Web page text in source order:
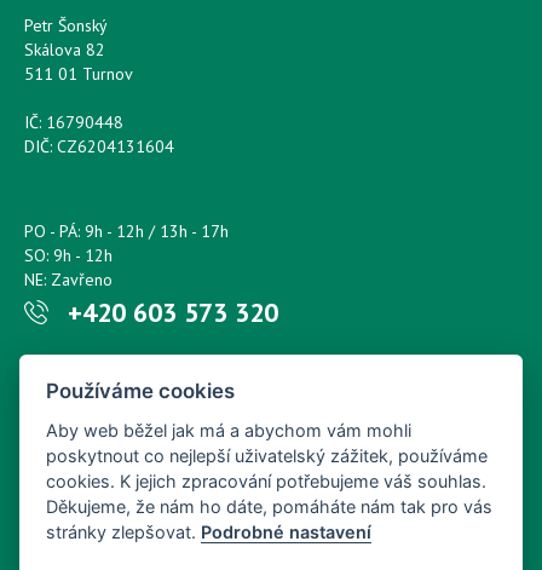
Petr Šonský
Skálova 82
511 01 Turnov
IČ: 16790448
DIČ: CZ6204131604
PO - PÁ: 9h - 12h / 13h - 17h
SO: 9h - 12h
NE: Zavřeno
+420 603 573 320
petr.sonsky@centrum.cz
Používáme cookies
Aby web běžel jak má a abychom vám mohli
poskytnout co nejlepší uživatelský zážitek, používáme
cookies. K jejich zpracování potřebujeme váš souhlas.
Děkujeme, že nám ho dáte, pomáháte nám tak pro vás
stránky zlepšovat. Podrobné nastavení